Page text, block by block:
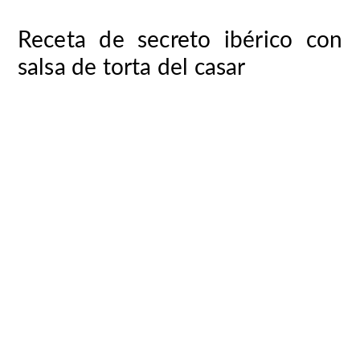
Receta de secreto ibérico con
salsa de torta del casar